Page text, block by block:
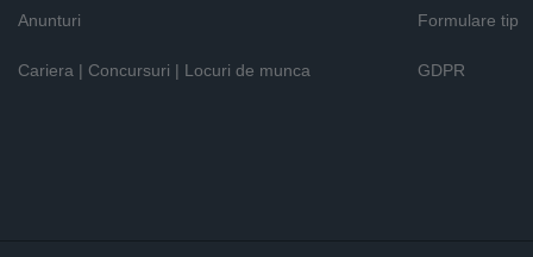
Anunturi
Cariera | Concursuri | Locuri de munca
Formulare tip
GDPR